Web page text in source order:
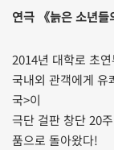
연극 《늙은 소년들
2014년 대학로 초
국내외 관객에게 유
국>이
극단 걸판 창단 20
품으로 돌아왔다!